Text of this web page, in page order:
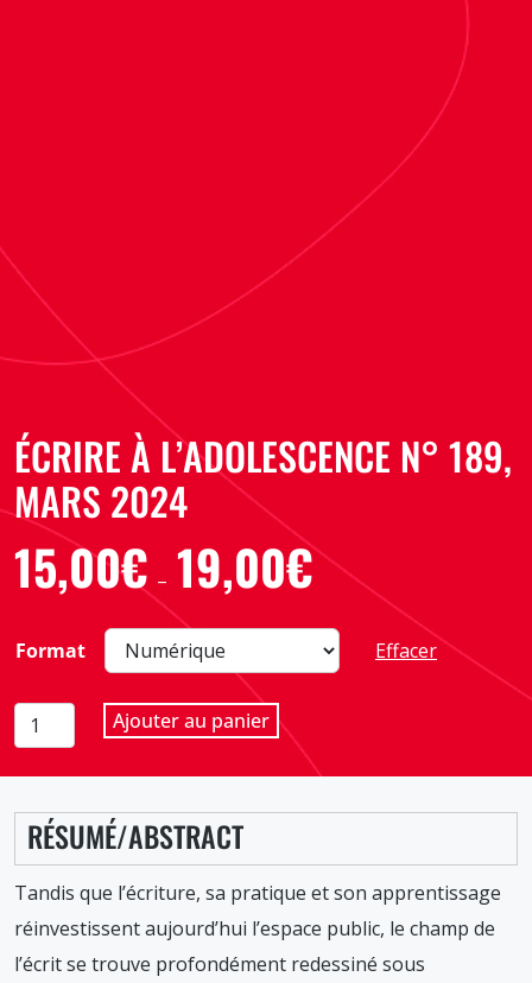
ÉCRIRE À L’ADOLESCENCE N° 189,
MARS 2024
15,00€ – 19,00€Plage
prix :
15,00€
Format Effacer
quantité
de
Écrire
l'adolescence
N°
189,
mars
2024
Ajouter au panier
RÉSUMÉ/ABSTRACT
Tandis que l’écriture, sa pratique et son apprentissage
réinvestissent aujourd’hui l’espace public, le champ de
l’écrit se trouve profondément redessiné sous